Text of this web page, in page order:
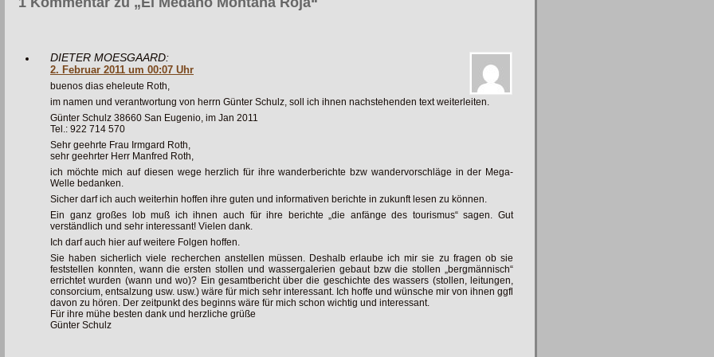
DIETER MOESGAARD:
2. Februar 2011 um 00:07 Uhr
buenos dias eheleute Roth,
im namen und verantwortung von herrn Günter Schulz, soll ich ihnen nachstehenden text weiterleiten.
Günter Schulz 38660 San Eugenio, im Jan 2011
Tel.: 922 714 570
Sehr geehrte Frau Irmgard Roth,
sehr geehrter Herr Manfred Roth,
ich möchte mich auf diesen wege herzlich für ihre wanderberichte bzw wandervorschläge in der Mega-
Welle bedanken.
Sicher darf ich auch weiterhin hoffen ihre guten und informativen berichte in zukunft lesen zu können.
Ein ganz großes lob muß ich ihnen auch für ihre berichte „die anfänge des tourismus“ sagen. Gut
verständlich und sehr interessant! Vielen dank.
Ich darf auch hier auf weitere Folgen hoffen.
Sie haben sicherlich viele recherchen anstellen müssen. Deshalb erlaube ich mir sie zu fragen ob sie
feststellen konnten, wann die ersten stollen und wassergalerien gebaut bzw die stollen „bergmännisch“
errichtet wurden (wann und wo)? Ein gesamtbericht über die geschichte des wassers (stollen, leitungen,
consorcium, entsalzung usw. usw.) wäre für mich sehr interessant. Ich hoffe und wünsche mir von ihnen ggfl
davon zu hören. Der zeitpunkt des beginns wäre für mich schon wichtig und interessant.
Für ihre mühe besten dank und herzliche grüße
Günter Schulz